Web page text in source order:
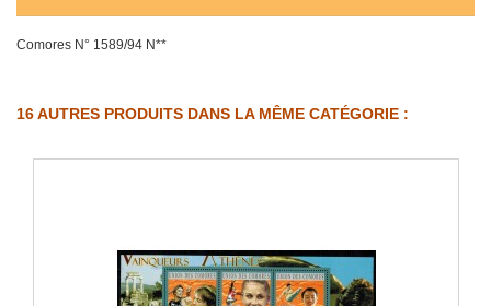
Comores N° 1589/94 N**
16 AUTRES PRODUITS DANS LA MÊME CATÉGORIE :